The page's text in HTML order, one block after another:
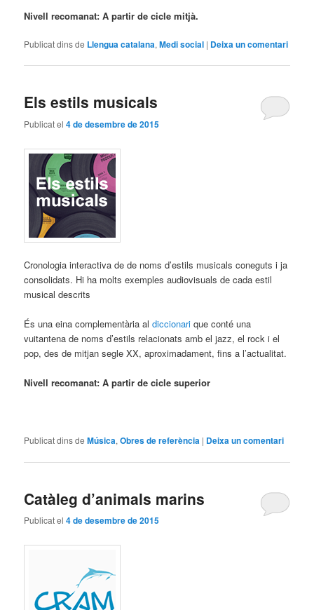
Nivell recomanat: A partir de cicle mitjà.
Publicat dins de Llengua catalana,Medi social | Deixa un comentari
Els estils musicals
Publicat el4 de desembre de 2015
Cronologia interactiva de de noms d’estils musicals coneguts i ja
consolidats. Hi ha molts exemples audiovisuals de cada estil
musical descrits
És una eina complementària aldiccionarique conté una
vuitantena de noms d’estils relacionats amb el jazz, el rock i el
pop, des de mitjan segle XX, aproximadament, fins a l’actualitat.
Nivell recomanat: A partir de cicle superior
Publicat dins de Música,Obres de referència | Deixa un comentari
Catàleg d’animals marins
Publicat el4 de desembre de 2015